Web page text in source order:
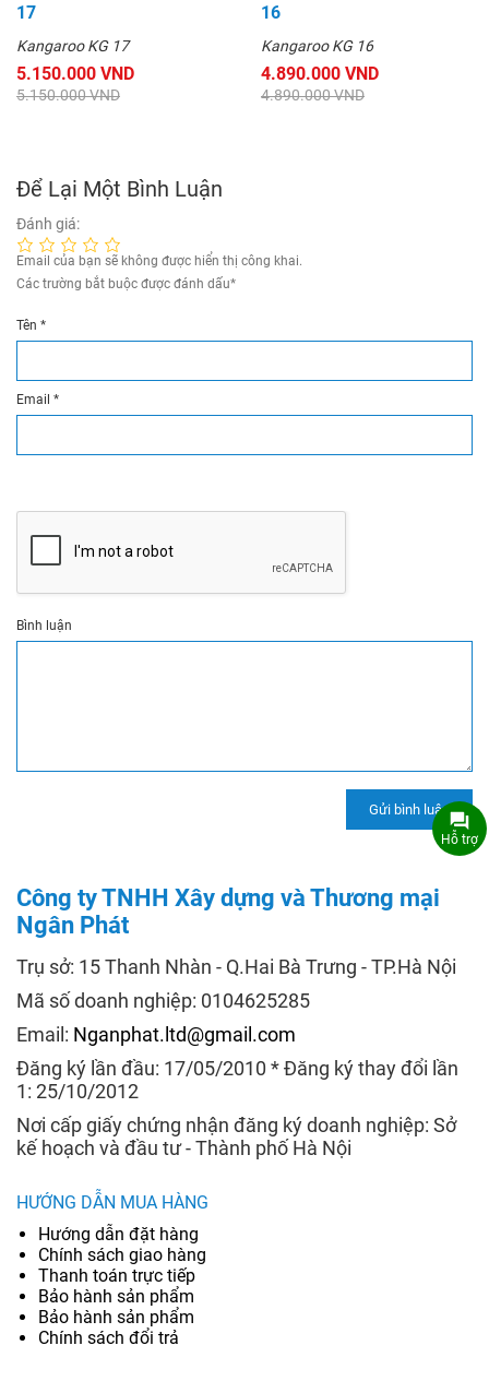
17
Kangaroo KG 17
5.150.000 VND
5.150.000 VND
16
Kangaroo KG 16
4.890.000 VND
4.890.000 VND
Để Lại Một Bình Luận
Đánh giá:
Email của bạn sẽ không được hiển thị công khai.
Các trường bắt buộc được đánh dấu*
Tên *
Email *
Bình luận
Công ty TNHH Xây dựng và Thương mại
Ngân Phát
Trụ sở: 15 Thanh Nhàn - Q.Hai Bà Trưng - TP.Hà Nội
Mã số doanh nghiệp: 0104625285
Email: Nganphat.ltd@gmail.com
Đăng ký lần đầu: 17/05/2010 * Đăng ký thay đổi lần
1: 25/10/2012
Nơi cấp giấy chứng nhận đăng ký doanh nghiệp: Sở
kế hoạch và đầu tư - Thành phố Hà Nội
HƯỚNG DẪN MUA HÀNG
Hướng dẫn đặt hàng
Chính sách giao hàng
Thanh toán trực tiếp
Bảo hành sản phẩm
Bảo hành sản phẩm
Chính sách đổi trả
Hỗ trợ